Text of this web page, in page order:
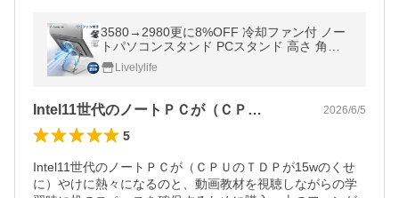
3580→2980更に8%OFF 冷却ファン付 ノー
トパソコンスタンド PCスタンド 高さ 角度
調整可能 猫背解消 タブレット スタンド ノー
トPCスタンド 折りたたみ滑り止め
Livelylife
Intel11世代のノートＰＣが（ＣＰ… 2026/6/5
5
Intel11世代のノートＰＣが（ＣＰＵのＴＤＰが15wのくせ
に）やけに熱々になるのと、動画教材を視聴しながらの学